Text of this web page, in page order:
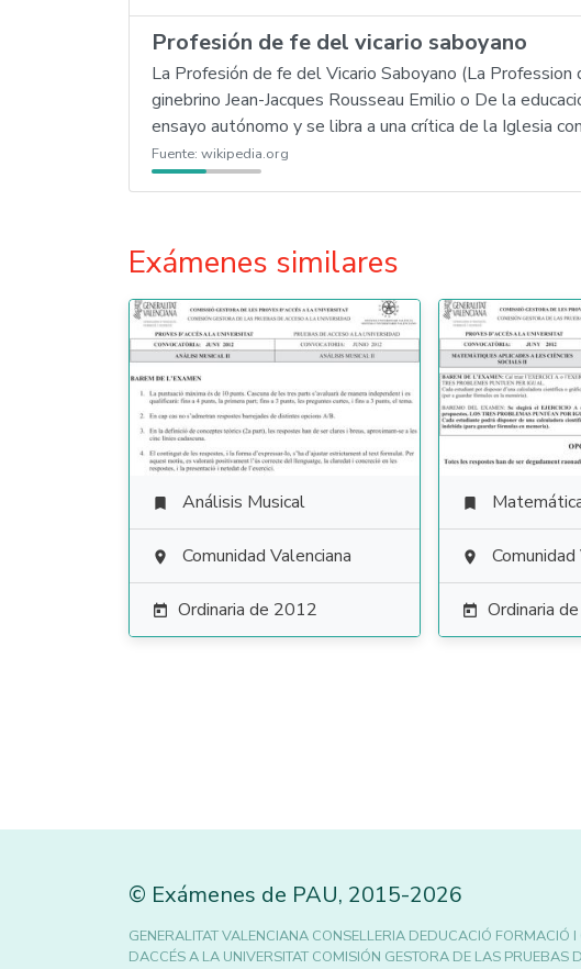
Profesión de fe del vicario saboyano
La Profesión de fe del Vicario Saboyano (La
ginebrino Jean-Jacques Rousseau Emilio o De la
ensayo autónomo y se libra a una crítica de la Iglesia
Fuente: wikipedia.org
Exámenes similares
 Análisis Musical
 Comunidad Valenciana
 Ordinaria de 2012
 Matemáticas
 Comunidad
 Ordinaria
© Exámenes de PAU, 2015-2026
GENERALITAT VALENCIANA CONSELLERIA DEDUCACIÓ FORMACIÓ
DACCÉS A LA UNIVERSITAT COMISIÓN GESTORA DE LAS